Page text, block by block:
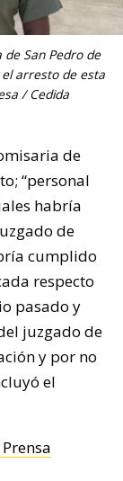
San Pedro de
arresto de esta
/ Cedida
de
“personal
habría
de
cumplido
respecto
pasado y
juzgado de
y por no
el